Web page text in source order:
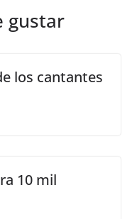
gustar
los cantantes
10 mil